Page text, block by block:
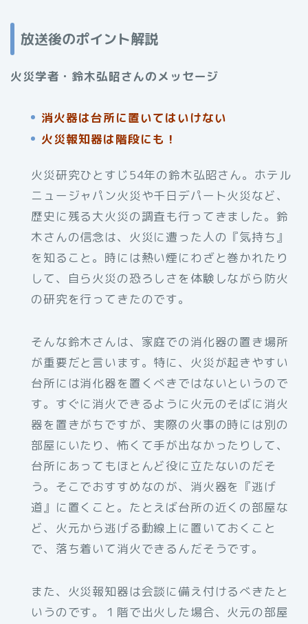
放送後のポイント解説
火災学者・鈴木弘昭さんのメッセージ
消火器は台所に置いてはいけない
火災報知器は階段にも！
火災研究ひとすじ54年の鈴木弘昭さん。ホテル
ニュージャパン火災や千日デパート火災など、
歴史に残る大火災の調査も行ってきました。鈴
木さんの信念は、火災に遭った人の『気持ち』
を知ること。時には熱い煙にわざと巻かれたり
して、自ら火災の恐ろしさを体験しながら防火
の研究を行ってきたのです。
そんな鈴木さんは、家庭での消化器の置き場所
が重要だと言います。特に、火災が起きやすい
台所には消化器を置くべきではないというので
す。すぐに消火できるように火元のそばに消火
器を置きがちですが、実際の火事の時には別の
部屋にいたり、怖くて手が出なかったりして、
台所にあってもほとんど役に立たないのだそ
う。そこでおすすめなのが、消火器を『逃げ
道』に置くこと。たとえば台所の近くの部屋な
ど、火元から逃げる動線上に置いておくこと
で、落ち着いて消火できるんだそうです。
また、火災報知器は会談に備え付けるべきたと
いうのです。１階で出火した場合、火元の部屋